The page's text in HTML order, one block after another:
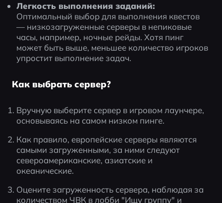
Легкость выполнения заданий:
Оптимальный выбор для выполнения квестов
— низкозагруженные серверы в непиковые
часы, например, ночные рейды. Хотя пинг
может быть выше, меньшее количество игроков
упростит выполнение задач.
Как выбрать сервер?
Вручную выберите сервер в игровом лаунчере,
основываясь на самом низком пинге.
Как правило, европейские серверы являются
самыми загруженными, за ними следуют
североамериканские, азиатские и
океанические.
Оцените загруженность сервера, наблюдая за
количеством ЧВК в лобби "Ищу группу" и